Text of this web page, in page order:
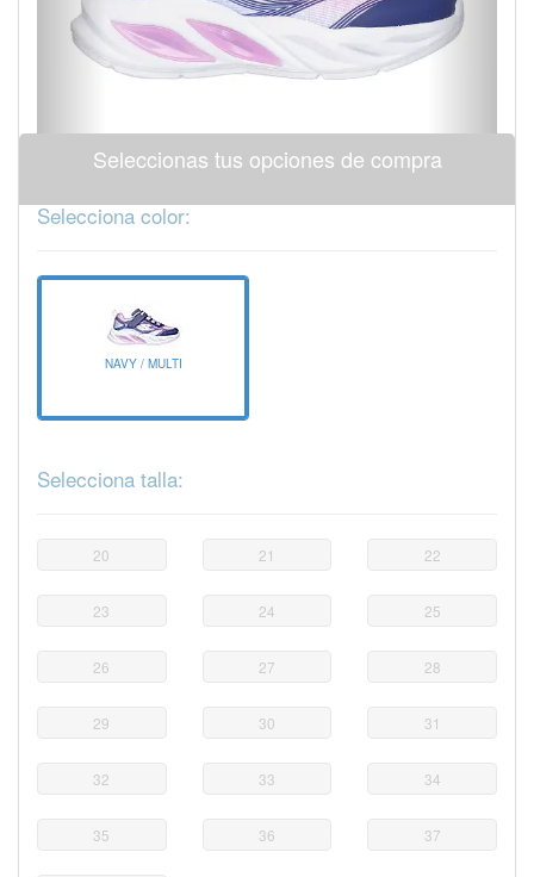
Seleccionas tus opciones de compra
Selecciona color:
NAVY / MULTI
Selecciona talla:
20 21 22
23 24 25
26 27 28
29 30 31
32 33 34
35 36 37